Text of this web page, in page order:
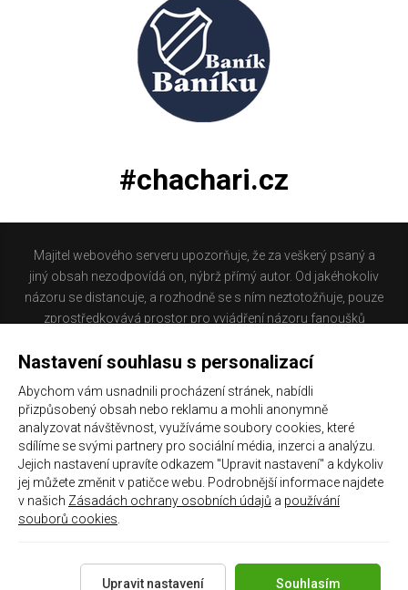
#chachari.cz
Majitel webového serveru upozorňuje, že za veškerý psaný a
jiný obsah nezodpovídá on, nýbrž přímý autor. Od jakéhokoliv
názoru se distancuje, a rozhodně se s ním neztotožňuje, pouze
zprostředkovává prostor pro vyjádření názoru fanoušků
nacházíte obsahuje materiál, který někteří lidé mohou
nejsou dle právní úpravy zákona č. 480/2004 Sb., o některých
službách informační společnosti a o změně některých zákonů
(zákon o některých službách informační společnosti) a
zejména §6 citovaného zákona, odpovědni za příspěvky
návštěvníků těchto stránek.
Galerie|Historie
Copyright 2021 ©Chachaři.czVšechna práva vyhrazena.
Nastavení souhlasu s personalizací
Abychom vám usnadnili procházení stránek, nabídli
přizpůsobený obsah nebo reklamu a mohli anonymně
analyzovat návštěvnost, využíváme soubory cookies, které
sdílíme se svými partnery pro sociální média, inzerci a analýzu.
Jejich nastavení upravíte odkazem "Upravit nastavení" a kdykoliv
jej můžete změnit v patičce webu. Podrobnější informace najdete
v našich Zásadách ochrany osobních údajů a používání
souborů cookies
Souhlasím
Upravit nastavení